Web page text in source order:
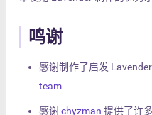
鸣谢
感谢制作了启发
team
感谢chyzman 提供了许